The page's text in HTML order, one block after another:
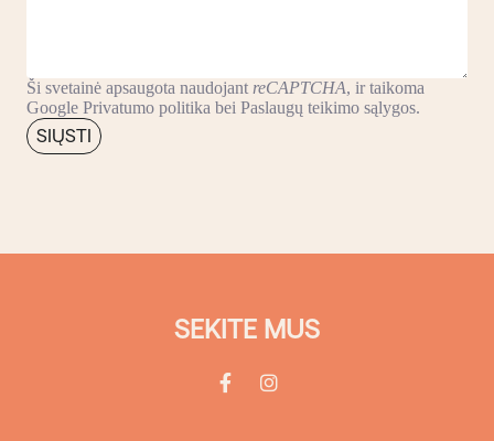
Ši svetainė apsaugota naudojant reCAPTCHA, ir taikoma
Google Privatumo politika bei Paslaugų teikimo sąlygos.
SIŲSTI
SEKITE MUS